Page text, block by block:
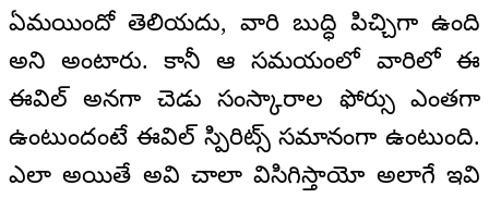
ఏమయిందో తెలియదు, వారి బుద్ధి పిచ్చిగా ఉంది
అని అంటారు. కానీ ఆ సమయంలో వారిలో ఈ
ఈవిల్ అనగా చెడు సంస్కారాల ఫోర్సు ఎంతగా
ఉంటుందంటే ఈవిల్ స్పిరిట్స్ సమానంగా ఉంటుంది.
ఎలా అయితే అవి చాలా విసిగిస్తాయో అలాగే ఇవి